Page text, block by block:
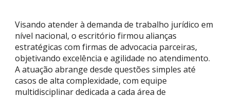
Visando atender à demanda de trabalho jurídico em
nível nacional, o escritório firmou alianças
estratégicas com firmas de advocacia parceiras,
objetivando excelência e agilidade no atendimento.
A atuação abrange desde questões simples até
casos de alta complexidade, com equipe
multidisciplinar dedicada a cada área de